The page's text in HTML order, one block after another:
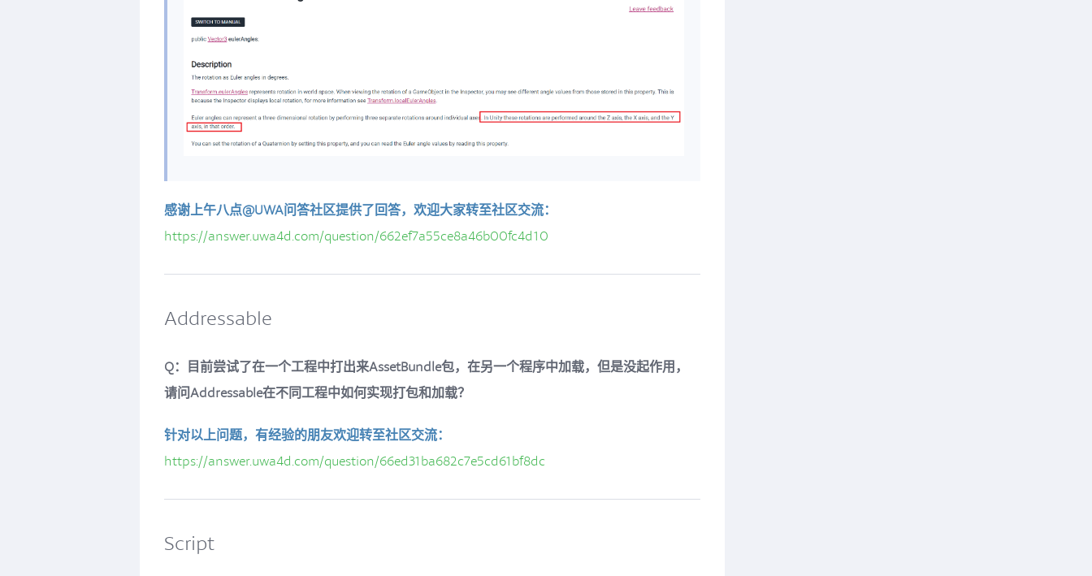
感谢上午八点@UWA问答社区提供了回答，欢迎大家转至社区交流：
https://answer.uwa4d.com/question/662ef7a55ce8a46b00fc4d10
Addressable
Q：目前尝试了在一个工程中打出来AssetBundle包，在另一个程序中加载，但是没起作用，
请问Addressable在不同工程中如何实现打包和加载？
针对以上问题，有经验的朋友欢迎转至社区交流：
https://answer.uwa4d.com/question/66ed31ba682c7e5cd61bf8dc
Script